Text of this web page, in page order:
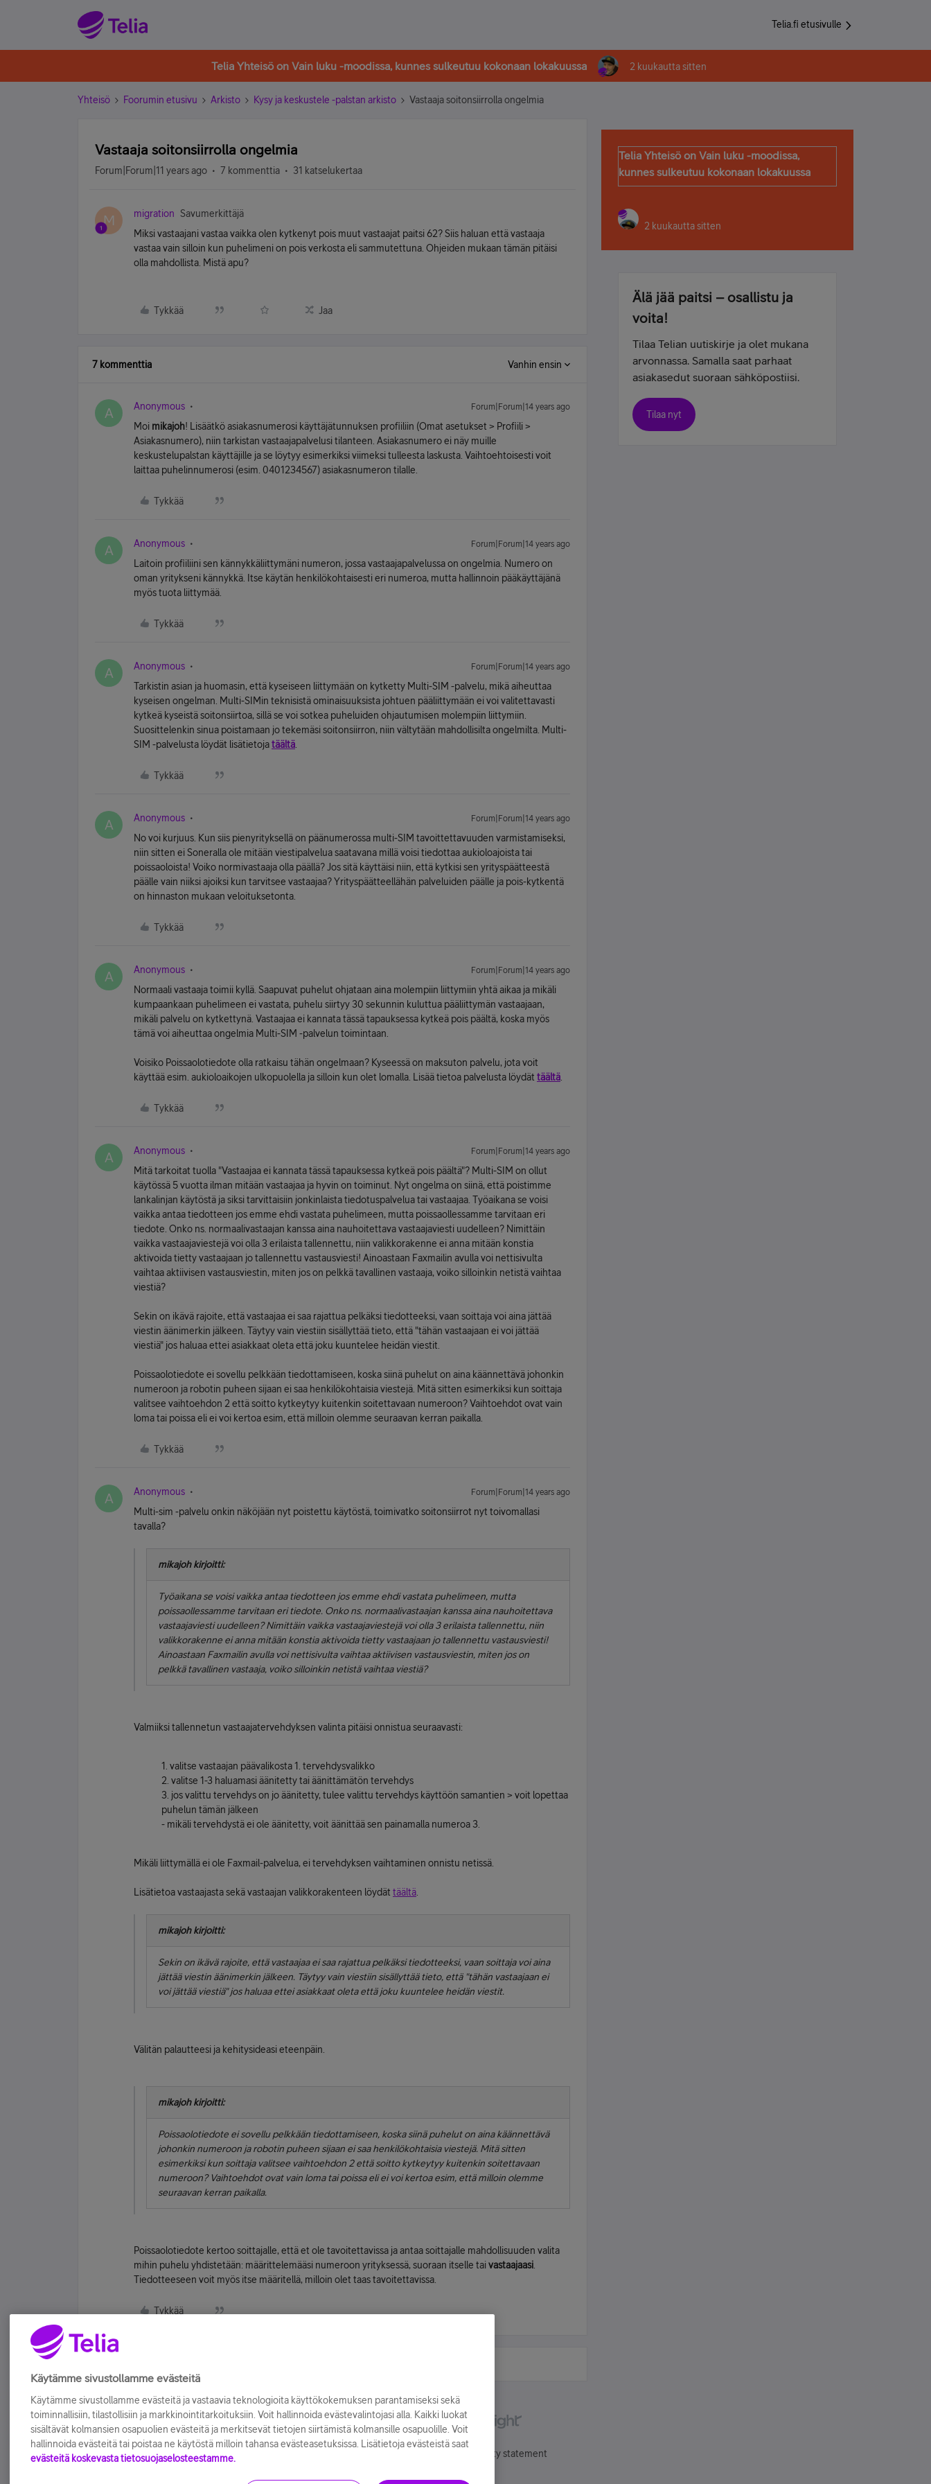
Telia.fi etusivulle
Telia Yhteisö on Vain luku -moodissa, kunnes sulkeutuu kokonaan lokakuussa 2 kuukautta sitten
Yhteisö Foorumin etusivu Arkisto Kysy ja keskustele -palstan arkisto Vastaaja soitonsiirrolla ongelmia
Vastaaja soitonsiirrolla ongelmia
Forum|Forum|11 years ago 7 kommenttia 31 katselukertaa
M migration
Savumerkittäjä
Miksi vastaajani vastaa vaikka olen kytkenyt pois muut vastaajat paitsi 62? Siis haluan että vastaaja
vastaa vain silloin kun puhelimeni on pois verkosta eli sammutettuna. Ohjeiden mukaan tämän pitäisi
olla mahdollista. Mistä apu?
Tykkää Jaa
7 kommenttia Vanhin ensin
A Anonymous Forum|Forum|14 years ago
Moi mikajoh! Lisäätkö asiakasnumerosi käyttäjätunnuksen profiiliin (Omat asetukset > Profiili >
Asiakasnumero), niin tarkistan vastaajapalvelusi tilanteen. Asiakasnumero ei näy muille
keskustelupalstan käyttäjille ja se löytyy esimerkiksi viimeksi tulleesta laskusta. Vaihtoehtoisesti voit
laittaa puhelinnumerosi (esim. 0401234567) asiakasnumeron tilalle.
Tykkää
A Anonymous Forum|Forum|14 years ago
Laitoin profiiliini sen kännykkäliittymäni numeron, jossa vastaajapalvelussa on ongelmia. Numero on
oman yritykseni kännykkä. Itse käytän henkilökohtaisesti eri numeroa, mutta hallinnoin pääkäyttäjänä
myös tuota liittymää.
Tykkää
A Anonymous Forum|Forum|14 years ago
Tarkistin asian ja huomasin, että kyseiseen liittymään on kytketty Multi-SIM -palvelu, mikä aiheuttaa
kyseisen ongelman. Multi-SIMin teknisistä ominaisuuksista johtuen pääliittymään ei voi valitettavasti
kytkeä kyseistä soitonsiirtoa, sillä se voi sotkea puheluiden ohjautumisen molempiin liittymiin.
Suosittelenkin sinua poistamaan jo tekemäsi soitonsiirron, niin vältytään mahdollisilta ongelmilta. Multi-
SIM -palvelusta löydät lisätietojatäältä
Tykkää
A Anonymous Forum|Forum|14 years ago
No voi kurjuus. Kun siis pienyrityksellä on päänumerossa multi-SIM tavoittettavuuden varmistamiseksi,
niin sitten ei Soneralla ole mitään viestipalvelua saatavana millä voisi tiedottaa aukioloajoista tai
poissaoloista! Voiko normivastaaja olla päällä? Jos sitä käyttäisi niin, että kytkisi sen yrityspäätteestä
päälle vain niiksi ajoiksi kun tarvitsee vastaajaa? Yrityspäätteellähän palveluiden päälle ja pois-kytkentä
on hinnaston mukaan veloituksetonta.
Tykkää
A Anonymous Forum|Forum|14 years ago
Normaali vastaaja toimii kyllä. Saapuvat puhelut ohjataan aina molempiin liittymiin yhtä aikaa ja mikäli
kumpaankaan puhelimeen ei vastata, puhelu siirtyy 30 sekunnin kuluttua pääliittymän vastaajaan,
mikäli palvelu on kytkettynä. Vastaajaa ei kannata tässä tapauksessa kytkeä pois päältä, koska myös
tämä voi aiheuttaa ongelmia Multi-SIM -palvelun toimintaan.
Voisiko Poissaolotiedote olla ratkaisu tähän ongelmaan? Kyseessä on maksuton palvelu, jota voit
käyttää esim. aukioloaikojen ulkopuolella ja silloin kun olet lomalla. Lisää tietoa palvelusta löydät täältä
Tykkää
A Anonymous Forum|Forum|14 years ago
Mitä tarkoitat tuolla "Vastaajaa ei kannata tässä tapauksessa kytkeä pois päältä"? Multi-SIM on ollut
käytössä 5 vuotta ilman mitään vastaajaa ja hyvin on toiminut. Nyt ongelma on siinä, että poistimme
lankalinjan käytöstä ja siksi tarvittaisiin jonkinlaista tiedotuspalvelua tai vastaajaa. Työaikana se voisi
vaikka antaa tiedotteen jos emme ehdi vastata puhelimeen, mutta poissaollessamme tarvitaan eri
tiedote. Onko ns. normaalivastaajan kanssa aina nauhoitettava vastaajaviesti uudelleen? Nimittäin
vaikka vastaajaviestejä voi olla 3 erilaista tallennettu, niin valikkorakenne ei anna mitään konstia
aktivoida tietty vastaajaan jo tallennettu vastausviesti! Ainoastaan Faxmailin avulla voi nettisivulta
vaihtaa aktiivisen vastausviestin, miten jos on pelkkä tavallinen vastaaja, voiko silloinkin netistä vaihtaa
viestiä?
Sekin on ikävä rajoite, että vastaajaa ei saa rajattua pelkäksi tiedotteeksi, vaan soittaja voi aina jättää
viestin äänimerkin jälkeen. Täytyy vain viestiin sisällyttää tieto, että "tähän vastaajaan ei voi jättää
viestiä" jos haluaa ettei asiakkaat oleta että joku kuuntelee heidän viestit.
Poissaolotiedote ei sovellu pelkkään tiedottamiseen, koska siinä puhelut on aina käännettävä johonkin
numeroon ja robotin puheen sijaan ei saa henkilökohtaisia viestejä. Mitä sitten esimerkiksi kun soittaja
valitsee vaihtoehdon 2 että soitto kytkeytyy kuitenkin soitettavaan numeroon? Vaihtoehdot ovat vain
loma tai poissa eli ei voi kertoa esim, että milloin olemme seuraavan kerran paikalla.
Tykkää
A Anonymous Forum|Forum|14 years ago
Multi-sim -palvelu onkin näköjään nyt poistettu käytöstä, toimivatko soitonsiirrot nyt toivomallasi
tavalla?
mikajoh kirjoitti:
Työaikana se voisi vaikka antaa tiedotteen jos emme ehdi vastata puhelimeen, mutta
poissaollessamme tarvitaan eri tiedote. Onko ns. normaalivastaajan kanssa aina nauhoitettava
vastaajaviesti uudelleen? Nimittäin vaikka vastaajaviestejä voi olla 3 erilaista tallennettu, niin
valikkorakenne ei anna mitään konstia aktivoida tietty vastaajaan jo tallennettu vastausviesti!
Ainoastaan Faxmailin avulla voi nettisivulta vaihtaa aktiivisen vastausviestin, miten jos on
pelkkä tavallinen vastaaja, voiko silloinkin netistä vaihtaa viestiä?
Valmiiksi tallennetun vastaajatervehdyksen valinta pitäisi onnistua seuraavasti:
1. valitse vastaajan päävalikosta 1. tervehdysvalikko
2. valitse 1-3 haluamasi äänitetty tai äänittämätön tervehdys
3. jos valittu tervehdys on jo äänitetty, tulee valittu tervehdys käyttöön samantien > voit lopettaa
puhelun tämän jälkeen
- mikäli tervehdystä ei ole äänitetty, voit äänittää sen painamalla numeroa 3.
Mikäli liittymällä ei ole Faxmail-palvelua, ei tervehdyksen vaihtaminen onnistu netissä.
Lisätietoa vastaajasta sekä vastaajan valikkorakenteen löydät täältä
mikajoh kirjoitti:
Sekin on ikävä rajoite, että vastaajaa ei saa rajattua pelkäksi tiedotteeksi, vaan soittaja voi aina
jättää viestin äänimerkin jälkeen. Täytyy vain viestiin sisällyttää tieto, että "tähän vastaajaan ei
voi jättää viestiä" jos haluaa ettei asiakkaat oleta että joku kuuntelee heidän viestit.
Välitän palautteesi ja kehitysideasi eteenpäin.
mikajoh kirjoitti:
Poissaolotiedote ei sovellu pelkkään tiedottamiseen, koska siinä puhelut on aina käännettävä
johonkin numeroon ja robotin puheen sijaan ei saa henkilökohtaisia viestejä. Mitä sitten
esimerkiksi kun soittaja valitsee vaihtoehdon 2 että soitto kytkeytyy kuitenkin soitettavaan
numeroon? Vaihtoehdot ovat vain loma tai poissa eli ei voi kertoa esim, että milloin olemme
seuraavan kerran paikalla.
Poissaolotiedote kertoo soittajalle, että et ole tavoitettavissa ja antaa soittajalle mahdollisuuden valita
mihin puhelu yhdistetään: määrittelemääsi numeroon yrityksessä, suoraan itselle taivastaajaasi
Tiedotteeseen voit myös itse määritellä, milloin olet taas tavoitettavissa.
Tykkää
Telia Yhteisö on Vain luku -moodissa,
kunnes sulkeutuu kokonaan lokakuussa
2 kuukautta sitten
Älä jää paitsi – osallistu ja
voita!
Tilaa Telian uutiskirje ja olet mukana
arvonnassa. Samalla saat parhaat
asiakasedut suoraan sähköpostiisi.
Tilaa nyt
Accessibility statement
Käytämme sivustollamme evästeitä
Käytämme sivustollamme evästeitä ja vastaavia teknologioita käyttökokemuksen parantamiseksi sekä
toiminnallisiin, tilastollisiin ja markkinointitarkoituksiin. Voit hallinnoida evästevalintojasi alla. Kaikki luokat
sisältävät kolmansien osapuolien evästeitä ja merkitsevät tietojen siirtämistä kolmansille osapuolille. Voit
hallinnoida evästeitä tai poistaa ne käytöstä milloin tahansa evästeasetuksissa. Lisätietoja evästeistä saat
evästeitä koskevasta tietosuojaselosteestamme.